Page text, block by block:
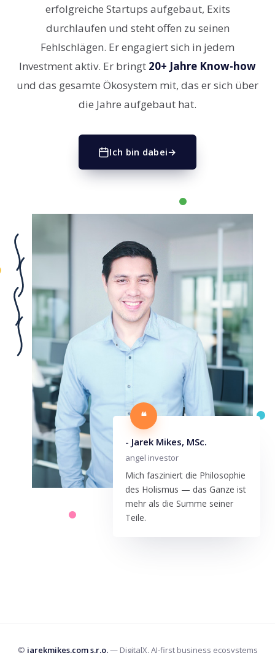
❝
- Jarek Mikes, MSc.
angel investor
Mich fasziniert die Philosophie
des Holismus — das Ganze ist
mehr als die Summe seiner
Teile.
erfolgreiche Startups aufgebaut, Exits
durchlaufen und steht offen zu seinen
Fehlschlägen. Er engagiert sich in jedem
Investment aktiv. Er bringt 20+ Jahre Know-how
und das gesamte Ökosystem mit, das er sich über
die Jahre aufgebaut hat.
Ich bin dabei→
© jarekmikes.com s.r.o.— DigitalX, AI-first business ecosystems